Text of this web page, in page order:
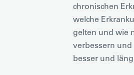
chronischen
welche
gelten und wie
verbessern
besser und